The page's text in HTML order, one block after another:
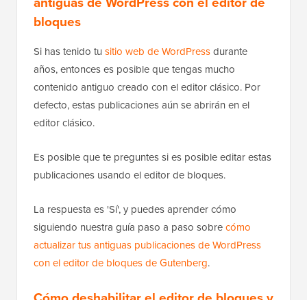
bloques
Si has tenido tu sitio web de WordPressdurante
años, entonces es posible que tengas mucho
contenido antiguo creado con el editor clásico. Por
defecto, estas publicaciones aún se abrirán en el
editor clásico.
Es posible que te preguntes si es posible editar estas
publicaciones usando el editor de bloques.
La respuesta es 'Sí', y puedes aprender cómo
siguiendo nuestra guía paso a paso sobrecómo
actualizar tus antiguas publicaciones de WordPress
con el editor de bloques de Gutenberg.